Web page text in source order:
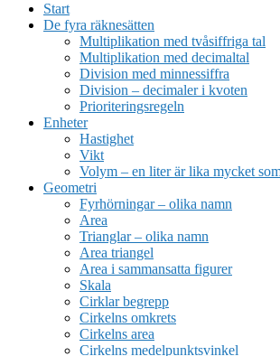
Start
De fyra räknesätten
Multiplikation med tvåsiffriga tal
Multiplikation med decimaltal
Division med minnessiffra
Division – decimaler i kvoten
Prioriteringsregeln
Enheter
Hastighet
Vikt
Volym – en liter är lika mycket
Geometri
Fyrhörningar – olika namn
Area
Trianglar – olika namn
Area triangel
Area i sammansatta figurer
Skala
Cirklar begrepp
Cirkelns omkrets
Cirkelns area
Cirkelns medelpunktsvinkel